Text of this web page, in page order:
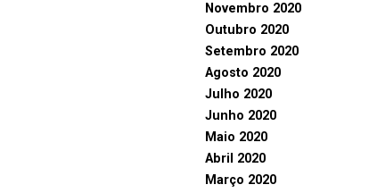
Novembro 2020
Outubro 2020
Setembro 2020
Agosto 2020
Julho 2020
Junho 2020
Maio 2020
Abril 2020
Março 2020